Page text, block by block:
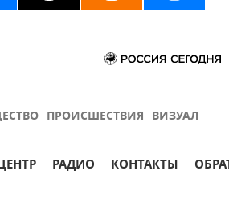
ПРОИСШЕСТВИЯ ВИЗУАЛ
РАДИО КОНТАКТЫ